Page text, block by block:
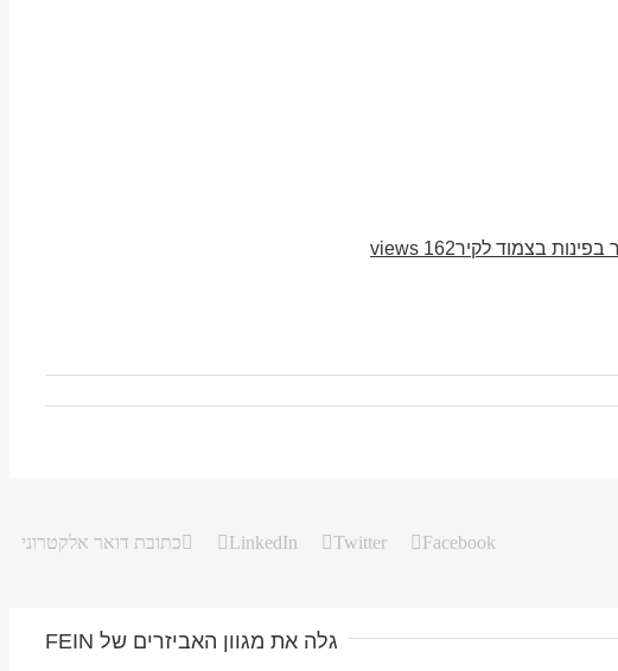
162 views
Facebook
Twitter
LinkedIn כתובת דואר אלקטרוני
גלה את מגוון האביזרים של FEIN